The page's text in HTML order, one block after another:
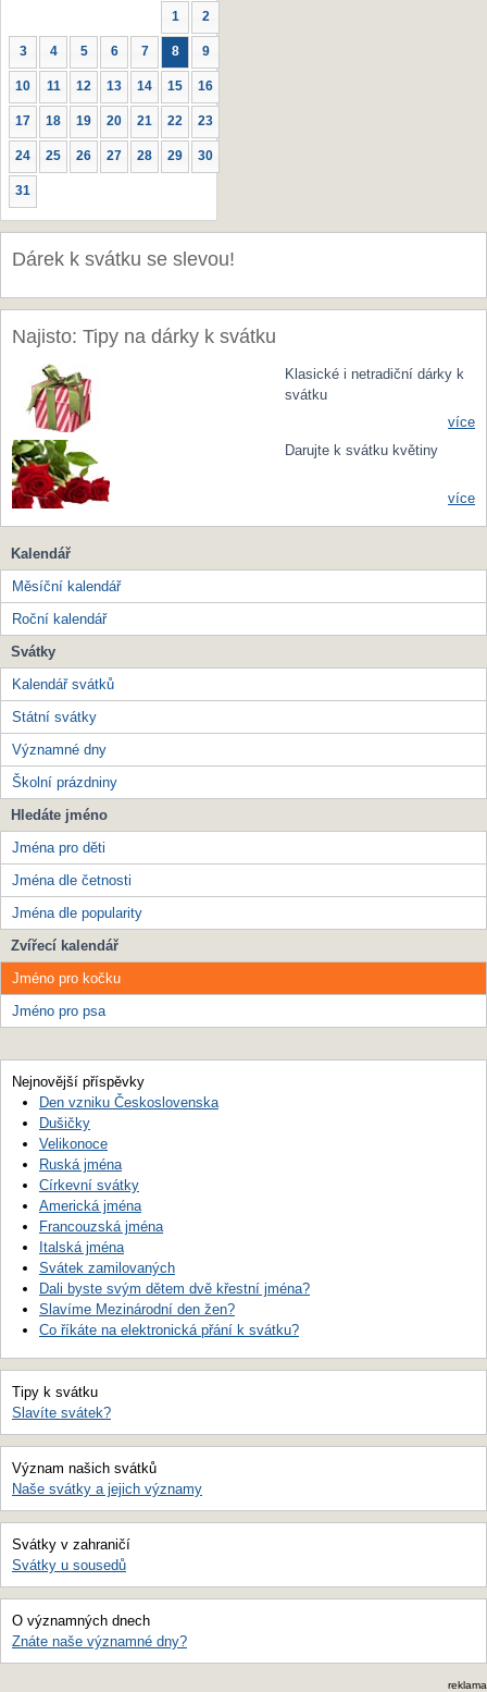
1 2
3 4 5 6 7 8 9
10 11 12 13 14 15 16
17 18 19 20 21 22 23
24 25 26 27 28 29 30
31
Dárek k svátku se slevou!
Najisto: Tipy na dárky k svátku
Klasické i netradiční dárky k
svátku
více
Darujte k svátku květiny
více
Kalendář
Měsíční kalendář
Roční kalendář
Svátky
Kalendář svátků
Státní svátky
Významné dny
Školní prázdniny
Hledáte jméno
Jména pro děti
Jména dle četnosti
Jména dle popularity
Zvířecí kalendář
Jméno pro kočku
Jméno pro psa
Nejnovější příspěvky
Den vzniku Československa
Dušičky
Velikonoce
Ruská jména
Církevní svátky
Americká jména
Francouzská jména
Italská jména
Svátek zamilovaných
Dali byste svým dětem dvě křestní jména?
Slavíme Mezinárodní den žen?
Co říkáte na elektronická přání k svátku?
Tipy k svátku
Slavíte svátek?
Význam našich svátků
Naše svátky a jejich významy
Svátky v zahraničí
Svátky u sousedů
O významných dnech
Znáte naše významné dny?
reklama